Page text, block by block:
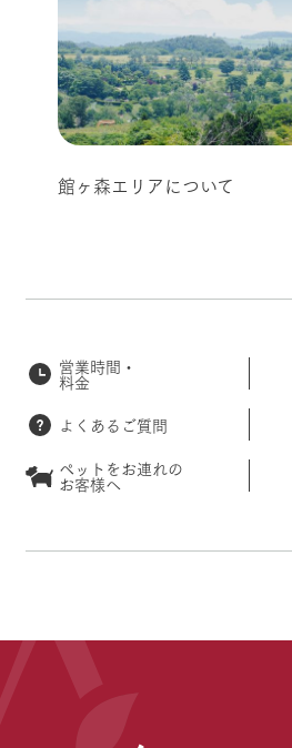
館ヶ森エリアについて
営業時間・
料金
よくあるご質問
ペットをお連れの
お客様へ